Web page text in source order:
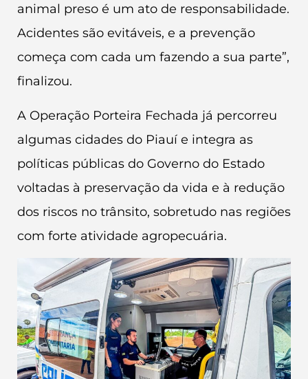
animal preso é um ato de responsabilidade.
Acidentes são evitáveis, e a prevenção
começa com cada um fazendo a sua parte”,
finalizou.
A Operação Porteira Fechada já percorreu
algumas cidades do Piauí e integra as
políticas públicas do Governo do Estado
voltadas à preservação da vida e à redução
dos riscos no trânsito, sobretudo nas regiões
com forte atividade agropecuária.